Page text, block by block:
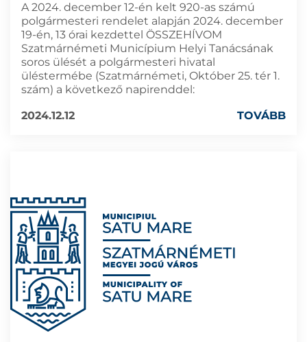
A 2024. december 12-én kelt 920-as számú
polgármesteri rendelet alapján 2024. december
19-én, 13 órai kezdettel ÖSSZEHÍVOM
Szatmárnémeti Municípium Helyi Tanácsának
soros ülését a polgármesteri hivatal
üléstermébe (Szatmárnémeti, Október 25. tér 1.
szám) a következő napirenddel:
2024.12.12
TOVÁBB